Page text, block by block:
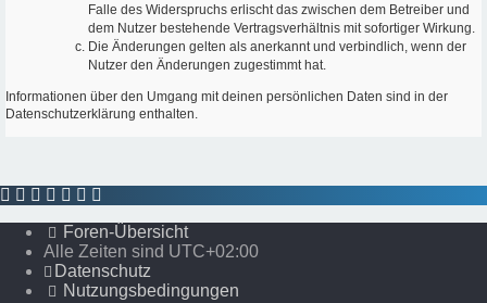
Falle des Widerspruchs erlischt das zwischen dem Betreiber und
dem Nutzer bestehende Vertragsverhältnis mit sofortiger Wirkung.
Die Änderungen gelten als anerkannt und verbindlich, wenn der
Nutzer den Änderungen zugestimmt hat.
Informationen über den Umgang mit deinen persönlichen Daten sind in der
Datenschutzerklärung enthalten.
Foren-Übersicht
Alle Zeiten sind UTC+02:00
Datenschutz
Nutzungsbedingungen